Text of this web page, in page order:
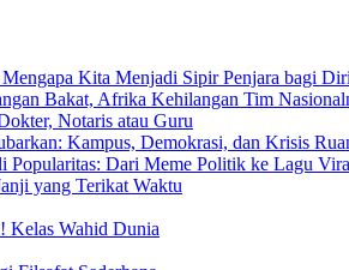
Kita Menjadi Sipir Penjara bagi
Bakat, Afrika Kehilangan Tim
Notaris atau Guru
Kampus, Demokrasi, dan Krisis
Popularitas: Dari Meme Politik ke Lagu
yang Terikat Waktu
Kelas Wahid Dunia